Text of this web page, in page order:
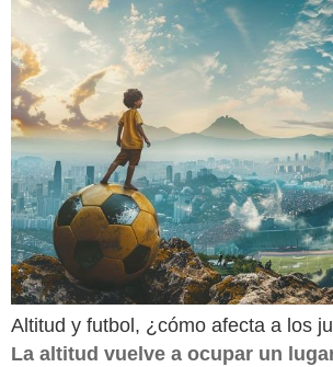
Altitud y futbol, ¿cómo afecta a los
La altitud vuelve a ocupar un